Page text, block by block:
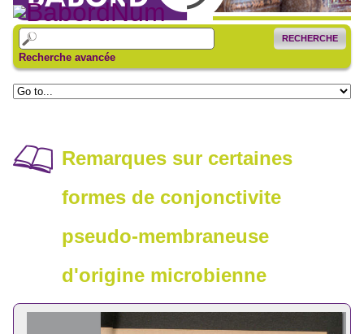
RECHERCHE
Recherche avancée
Remarques sur certaines
formes de conjonctivite
pseudo-membraneuse
d'origine microbienne